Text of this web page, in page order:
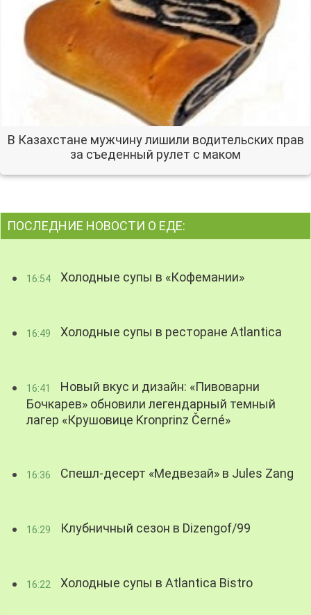
В Казахстане мужчину лишили водительских прав
за съеденный рулет с маком
ПОСЛЕДНИЕ НОВОСТИ О ЕДЕ:
16:54 Холодные супы в «Кофемании»
16:49 Холодные супы в ресторане Atlantica
16:41
Новый вкус и дизайн: «Пивоварни
Бочкарев» обновили легендарный темный
лагер «Крушовице Kronprinz Černé»
16:36 Спешл-десерт «Медвезай» в Jules Zang
16:29 Клубничный сезон в Dizengof/99
16:22 Холодные супы в Atlantica Bistro